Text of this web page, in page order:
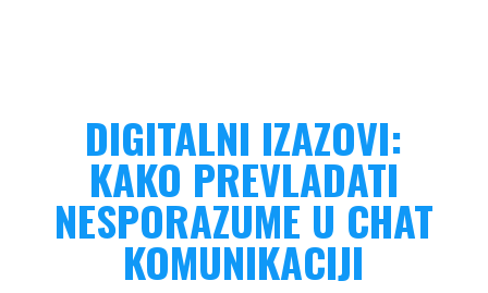
DIGITALNI IZAZOVI:
KAKO PREVLADATI
NESPORAZUME U CHAT
KOMUNIKACIJI